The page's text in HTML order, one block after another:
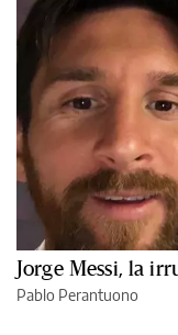
Jorge Messi, la
Pablo Perantuono